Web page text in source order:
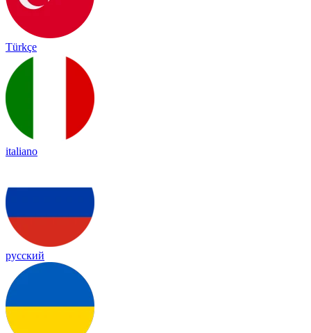
Türkçe
italiano
русский